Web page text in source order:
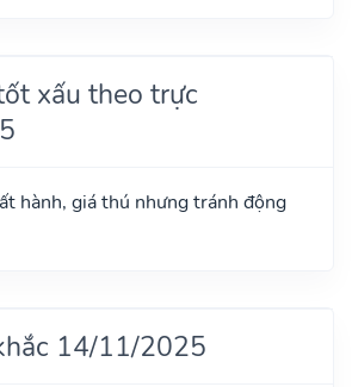
xấu theo trực
hành, giá thú nhưng tránh động
14/11/2025